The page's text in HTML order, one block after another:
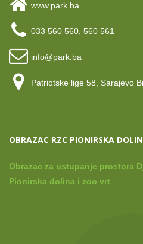
www.park.ba
033 560 560, 560 561
info@park.ba
Patriotske lige 58, Sarajevo
OBRAZAC RZC PIONIRSKA
Obrazac za ustupanje prostora
Pionirska dolina i zoo vrt